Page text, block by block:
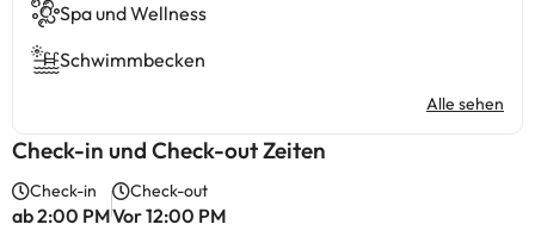
Spa und Wellness
Schwimmbecken
Alle sehen
Check-in und Check-out Zeiten
Check-in
ab 2:00 PM
Check-out
Vor 12:00 PM